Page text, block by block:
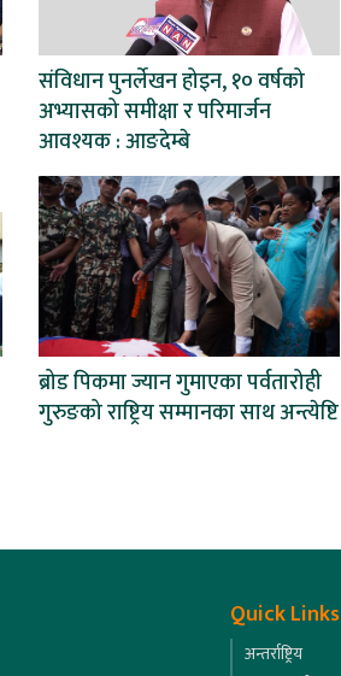
संविधान पुनर्लेखन होइन, १० वर्षको
अभ्यासको समीक्षा र परिमार्जन
आवश्यक : आङदेम्बे
ब्रोड पिकमा ज्यान गुमाएका पर्वतारोही
गुरुङको राष्ट्रिय सम्मानका साथ अन्त्येष्टि
Quick Links
अन्तर्राष्ट्रिय